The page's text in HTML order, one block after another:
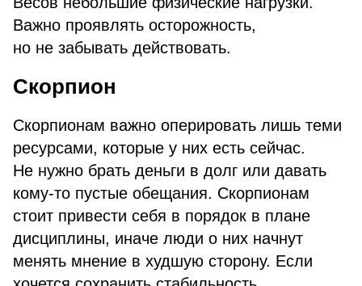
Важно проявлять осторожность,
но не забывать действовать.
Скорпион
Скорпионам важно оперировать лишь теми
ресурсами, которые у них есть сейчас.
Не нужно брать деньги в долг или давать
кому-то пустые обещания. Скорпионам
стоит привести себя в порядок в плане
дисциплины, иначе люди о них начнут
менять мнение в худшую сторону. Если